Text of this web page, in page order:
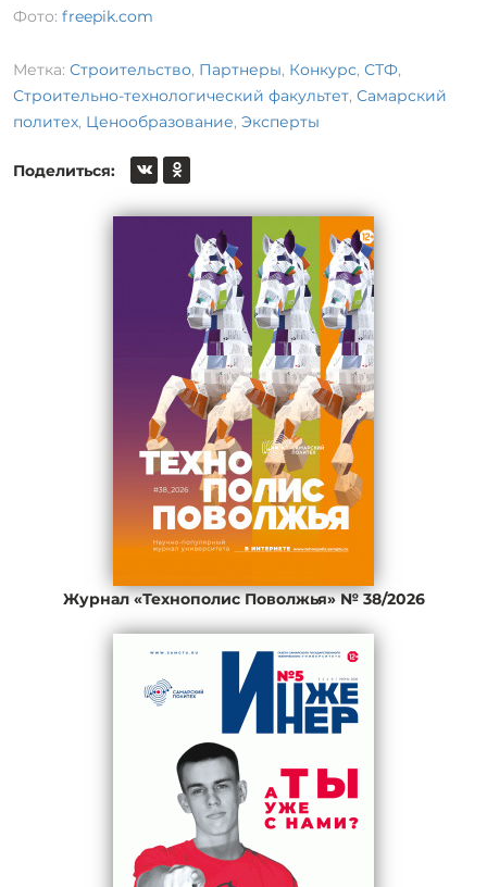
Фото: freepik.com
Метка: Строительство, Партнеры, Конкурс, СТФ,
Строительно-технологический факультет, Самарский
политех, Ценообразование, Эксперты
Поделиться:
Журнал «Технополис Поволжья» № 38/2026